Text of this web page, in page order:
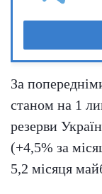
За
станом на 1
резерви
(+4,5% за
5,2 місяця